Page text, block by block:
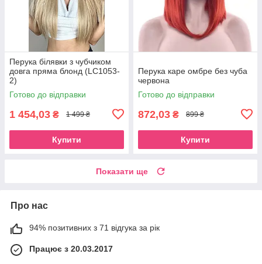
Перука білявки з чубчиком
довга пряма блонд (LC1053-
2)
Готово до відправки
1 454,03 ₴ 1 499 ₴
Купити
Перука каре омбре без чуба
червона
Готово до відправки
872,03 ₴ 899 ₴
Купити
Показати ще
Про нас
94% позитивних з 71 відгука за рік
Працює з 20.03.2017